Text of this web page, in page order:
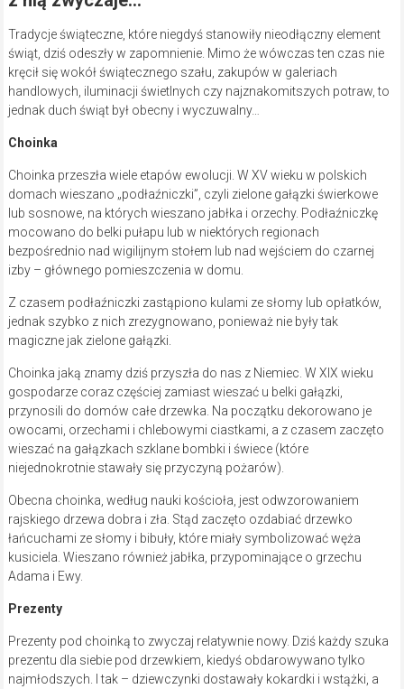
Tradycje świąteczne, które niegdyś stanowiły nieodłączny element
świąt, dziś odeszły w zapomnienie. Mimo że wówczas ten czas nie
kręcił się wokół świątecznego szału, zakupów w galeriach
handlowych, iluminacji świetlnych czy najznakomitszych potraw, to
jednak duch świąt był obecny i wyczuwalny…
Choinka
Choinka przeszła wiele etapów ewolucji. W XV wieku w polskich
domach wieszano „podłaźniczki”, czyli zielone gałązki świerkowe
lub sosnowe, na których wieszano jabłka i orzechy. Podłaźniczkę
mocowano do belki pułapu lub w niektórych regionach
bezpośrednio nad wigilijnym stołem lub nad wejściem do czarnej
izby – głównego pomieszczenia w domu.
Z czasem podłaźniczki zastąpiono kulami ze słomy lub opłatków,
jednak szybko z nich zrezygnowano, ponieważ nie były tak
magiczne jak zielone gałązki.
Choinka jaką znamy dziś przyszła do nas z Niemiec. W XIX wieku
gospodarze coraz częściej zamiast wieszać u belki gałązki,
przynosili do domów całe drzewka. Na początku dekorowano je
owocami, orzechami i chlebowymi ciastkami, a z czasem zaczęto
wieszać na gałązkach szklane bombki i świece (które
niejednokrotnie stawały się przyczyną pożarów).
Obecna choinka, według nauki kościoła, jest odwzorowaniem
rajskiego drzewa dobra i zła. Stąd zaczęto ozdabiać drzewko
łańcuchami ze słomy i bibuły, które miały symbolizować węża
kusiciela. Wieszano również jabłka, przypominające o grzechu
Adama i Ewy.
Prezenty
Prezenty pod choinką to zwyczaj relatywnie nowy. Dziś każdy szuka
prezentu dla siebie pod drzewkiem, kiedyś obdarowywano tylko
najmłodszych. I tak – dziewczynki dostawały kokardki i wstążki, a